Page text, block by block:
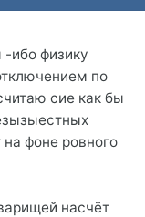
ибо физику
по
сие как бы
фоне ровного
насчёт